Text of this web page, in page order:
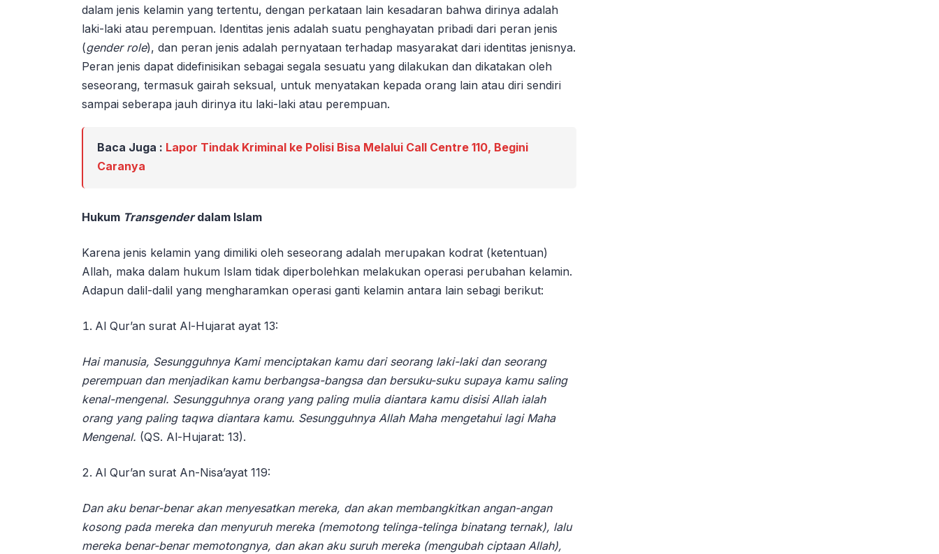
dalam jenis kelamin yang tertentu, dengan perkataan lain kesadaran bahwa dirinya adalah
laki-laki atau perempuan. Identitas jenis adalah suatu penghayatan pribadi dari peran jenis
(gender role), dan peran jenis adalah pernyataan terhadap masyarakat dari identitas jenisnya.
Peran jenis dapat didefinisikan sebagai segala sesuatu yang dilakukan dan dikatakan oleh
seseorang, termasuk gairah seksual, untuk menyatakan kepada orang lain atau diri sendiri
sampai seberapa jauh dirinya itu laki-laki atau perempuan.
Baca Juga : Lapor Tindak Kriminal ke Polisi Bisa Melalui Call Centre 110, Begini
Caranya
Hukum Transgenderdalam Islam
Karena jenis kelamin yang dimiliki oleh seseorang adalah merupakan kodrat (ketentuan)
Allah, maka dalam hukum Islam tidak diperbolehkan melakukan operasi perubahan kelamin.
Adapun dalil-dalil yang mengharamkan operasi ganti kelamin antara lain sebagi berikut:
Al Qur’an surat Al-Hujarat ayat 13:
Hai manusia, Sesungguhnya Kami menciptakan kamu dari seorang laki-laki dan seorang
perempuan dan menjadikan kamu berbangsa-bangsa dan bersuku-suku supaya kamu saling
kenal-mengenal. Sesungguhnya orang yang paling mulia diantara kamu disisi Allah ialah
orang yang paling taqwa diantara kamu. Sesungguhnya Allah Maha mengetahui lagi Maha
Mengenal. (QS. Al-Hujarat: 13).
Al Qur’an surat An-Nisa’ayat 119:
Dan aku benar-benar akan menyesatkan mereka, dan akan membangkitkan angan-angan
kosong pada mereka dan menyuruh mereka (memotong telinga-telinga binatang ternak), lalu
mereka benar-benar memotongnya, dan akan aku suruh mereka (mengubah ciptaan Allah),